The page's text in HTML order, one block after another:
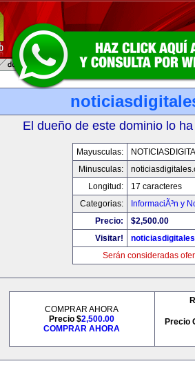
El dueño de este dominio lo
Mayusculas:
Minusculas:
Longitud:
17 caracteres
Categorias:
InformaciÃ³n y
Precio:
$2,500.00
Visitar!
Serán consideradas
COMPRAR AHORA
Precio $2,500.00
COMPRAR AHORA
Precio